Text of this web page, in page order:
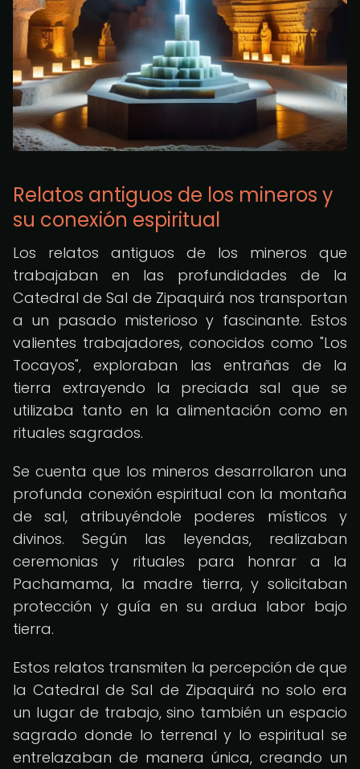
Relatos antiguos de los mineros y
su conexión espiritual
Los relatos antiguos de los mineros que
trabajaban en las profundidades de la
Catedral de Sal de Zipaquirá nos transportan
a un pasado misterioso y fascinante. Estos
valientes trabajadores, conocidos como "Los
Tocayos", exploraban las entrañas de la
tierra extrayendo la preciada sal que se
utilizaba tanto en la alimentación como en
rituales sagrados.
Se cuenta que los mineros desarrollaron una
profunda conexión espiritual con la montaña
de sal, atribuyéndole poderes místicos y
divinos. Según las leyendas, realizaban
ceremonias y rituales para honrar a la
Pachamama, la madre tierra, y solicitaban
protección y guía en su ardua labor bajo
tierra.
Estos relatos transmiten la percepción de que
la Catedral de Sal de Zipaquirá no solo era
un lugar de trabajo, sino también un espacio
sagrado donde lo terrenal y lo espiritual se
entrelazaban de manera única, creando un